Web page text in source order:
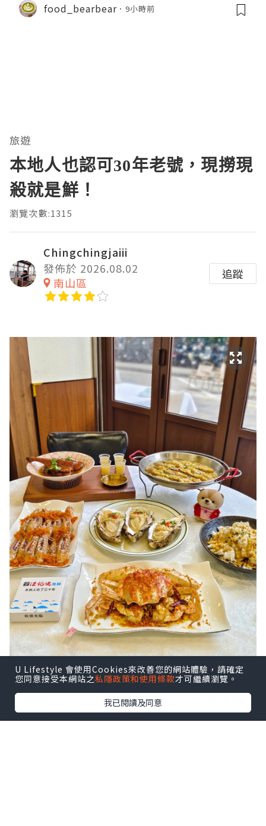
food_bearbear 9小時前
旅遊
本地人也認可30年老號，現撈現
殺就是鮮！
瀏覽次數:1315
Chingchingjaiii
發佈於 2026.08.02
南山區
追蹤
鼠妹🐿️終於去了這家啦，在社交平台洗版
的老號，工作日來也很多人🤭。生猛海鮮
現撈現殺，而且明碼實價。
U Lifestyle 會使用Cookies來改善您的網站體驗，請確定
您同意接受本網站之私隱政策和使用條款才可繼續瀏覽。
我已閱讀及同意